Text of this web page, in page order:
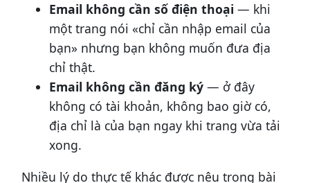
Email không cần số điện thoại — khi
một trang nói «chỉ cần nhập email của
bạn» nhưng bạn không muốn đưa địa
chỉ thật.
Email không cần đăng ký— ở đây
không có tài khoản, không bao giờ có,
địa chỉ là của bạn ngay khi trang vừa tải
xong.
Nhiều lý do thực tế khác được nêu trong bài